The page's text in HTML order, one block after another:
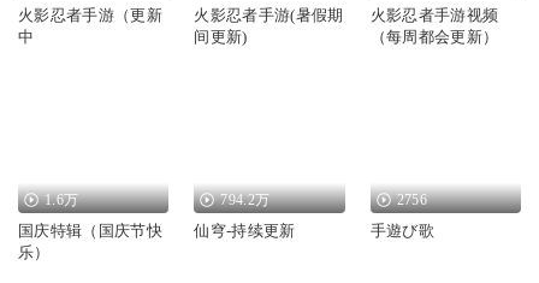
火影忍者手游（更新
中
火影忍者手游(暑假期
间更新)
火影忍者手游视频
（每周都会更新）
1.6万
国庆特辑（国庆节快
乐）
794.2万
仙穹-持续更新
2756
手遊び歌